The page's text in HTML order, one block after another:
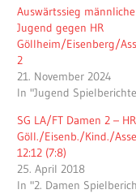
Auswärtssieg
Jugend gegen HR
Göllheim/Eisenberg/
2
21. November 2024
In "Jugend
SG LA/FT Damen 2 – HR
Göll./Eisenb./Kind./
12:12 (7:8)
25. April 2018
In "2. Damen